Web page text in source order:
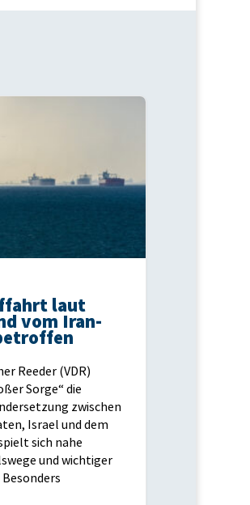
laut
vom Iran-
Reeder (VDR)
Sorge“ die
zwischen
Israel und dem
sich nahe
und wichtiger